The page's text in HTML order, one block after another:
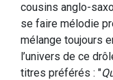
cousins anglo-
se faire mélodie
mélange toujours
l’univers de ce
titres préférés : "